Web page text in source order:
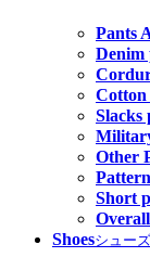
Pants
Denim
Cotton
Slacks
Other
Short
Shoesシューズ